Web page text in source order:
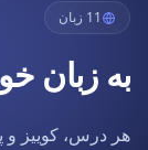
11 زبان
به زبان